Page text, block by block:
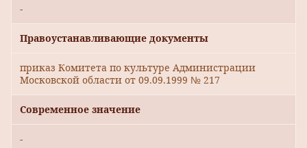
-
Правоустанавливающие документы
приказ Комитета по культуре Администрации
Московской области от 09.09.1999 № 217
Современное значение
-